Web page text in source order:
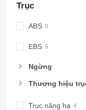
Trục
ABS
EBS
Ngừng
Thương hiệu
Trục nâng hạ